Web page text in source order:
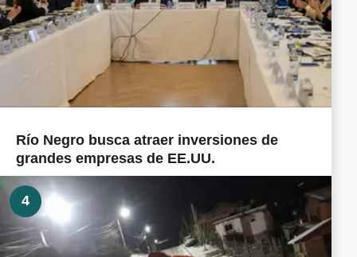
Río Negro busca atraer inversiones de
grandes empresas de EE.UU.
4